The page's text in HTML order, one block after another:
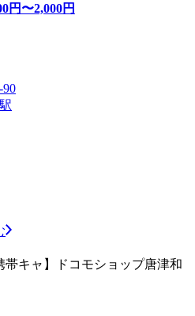
円〜2,000円
キャ】ドコモショップ唐津和